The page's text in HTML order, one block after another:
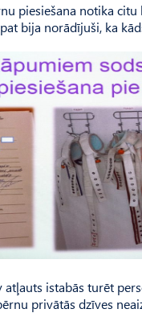
piesiešana notika
bija norādījuši, ka
istabās turēt
privātās dzīves